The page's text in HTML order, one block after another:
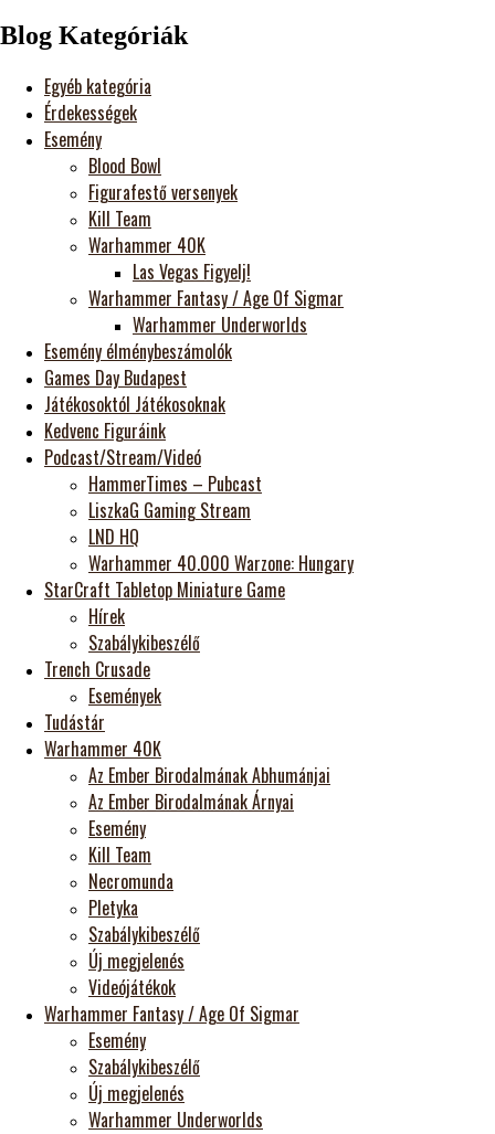
Blog Kategóriák
Egyéb kategória
Érdekességek
Esemény
Blood Bowl
Figurafestő versenyek
Kill Team
Warhammer 40K
Las Vegas Figyelj!
Warhammer Fantasy / Age Of Sigmar
Warhammer Underworlds
Esemény élménybeszámolók
Games Day Budapest
Játékosoktól Játékosoknak
Kedvenc Figuráink
Podcast/Stream/Videó
HammerTimes – Pubcast
LiszkaG Gaming Stream
LND HQ
Warhammer 40.000 Warzone: Hungary
StarCraft Tabletop Miniature Game
Hírek
Szabálykibeszélő
Trench Crusade
Események
Tudástár
Warhammer 40K
Az Ember Birodalmának Abhumánjai
Az Ember Birodalmának Árnyai
Esemény
Kill Team
Necromunda
Pletyka
Szabálykibeszélő
Új megjelenés
Videójátékok
Warhammer Fantasy / Age Of Sigmar
Esemény
Szabálykibeszélő
Új megjelenés
Warhammer Underworlds